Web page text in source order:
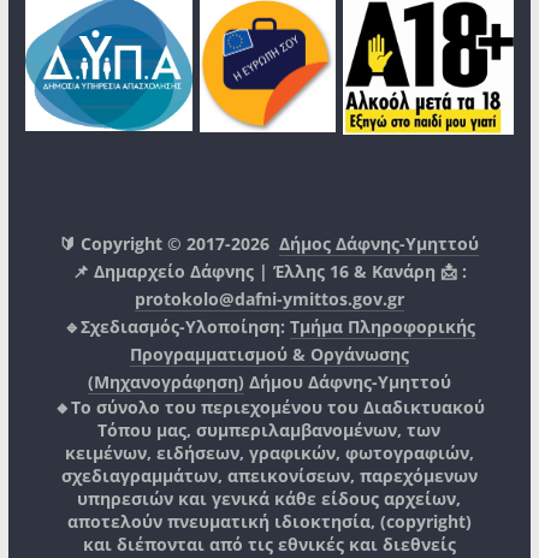
🔰 Copyright © 2017-2026Δήμος Δάφνης-Υμηττού
📌 Δημαρχείο Δάφνης | Έλλης 16 & Κανάρη 📩 :
protokolo@dafni-ymittos.gov.gr
🔹Σχεδιασμός-Υλοποίηση: Τμήμα Πληροφορικής
Προγραμματισμού & Οργάνωσης
(Μηχανογράφηση) Δήμου Δάφνης-Υμηττού
🔸Το σύνολο του περιεχομένου του Διαδικτυακού
Τόπου μας, συμπεριλαμβανομένων, των
κειμένων, ειδήσεων, γραφικών, φωτογραφιών,
σχεδιαγραμμάτων, απεικονίσεων, παρεχόμενων
υπηρεσιών και γενικά κάθε είδους αρχείων,
αποτελούν πνευματική ιδιοκτησία, (copyright)
και διέπονται από τις εθνικές και διεθνείς